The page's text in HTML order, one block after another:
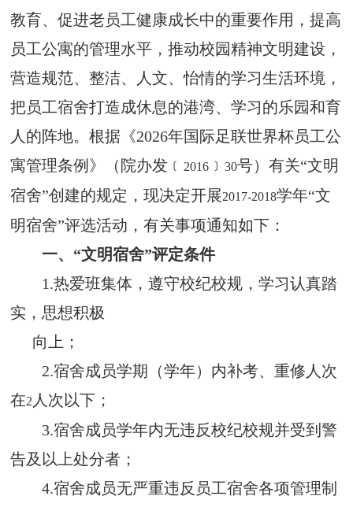
教育、促进老员工健康成长中的重要作用，提高
员工公寓的管理水平，推动校园精神文明建设，
营造规范、整洁、人文、怡情的学习生活环境，
把员工宿舍打造成休息的港湾、学习的乐园和育
人的阵地。根据《2026年国际足联世界杯员工公
寓管理条例》（院办发﹝ 2016 ﹞30号）有关“文明
宿舍”创建的规定，现决定开展2017-2018学年“文
明宿舍”评选活动，有关事项通知如下：
一、“文明宿舍”评定条件
1.热爱班集体，遵守校纪校规，学习认真踏
实，思想积极
向上；
2.宿舍成员学期（学年）内补考、重修人次
在2 人次以下；
3.宿舍成员学年内无违反校纪校规并受到警
告及以上处分者；
4.宿舍成员无严重违反员工宿舍各项管理制